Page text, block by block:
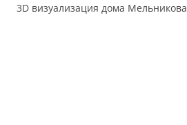
3D визуализация дома Мельникова